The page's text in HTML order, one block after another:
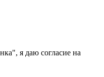
я даю согласие на